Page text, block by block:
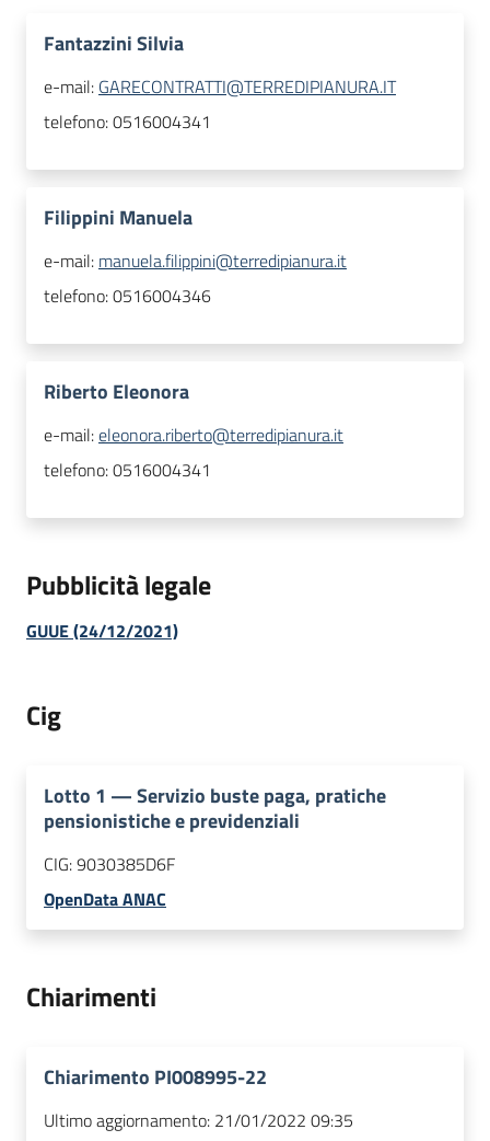
Fantazzini Silvia
e-mail: GARECONTRATTI@TERREDIPIANURA.IT
telefono:0516004341
Filippini Manuela
e-mail: manuela.filippini@terredipianura.it
telefono:0516004346
Riberto Eleonora
e-mail:eleonora.riberto@terredipianura.it
telefono:0516004341
Pubblicità legale
GUUE (24/12/2021)
Cig
Lotto 1 —Servizio buste paga, pratiche
pensionistiche e previdenziali
CIG:9030385D6F
OpenData ANAC
Chiarimenti
Chiarimento PI008995-22
Ultimo aggiornamento: 21/01/2022 09:35